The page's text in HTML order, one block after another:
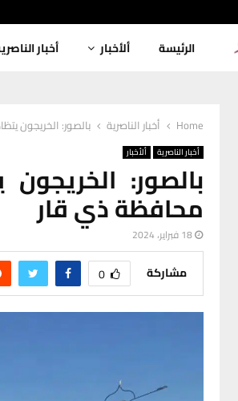
الرئيسة ألأخبار أخبار
Home أخبار الناصرية بالصور: الخريجون
أخبار الناصرية ألأخبار
بالصور:
محافظة ذي قار
18 فبراير، 2024
مشاركة 0